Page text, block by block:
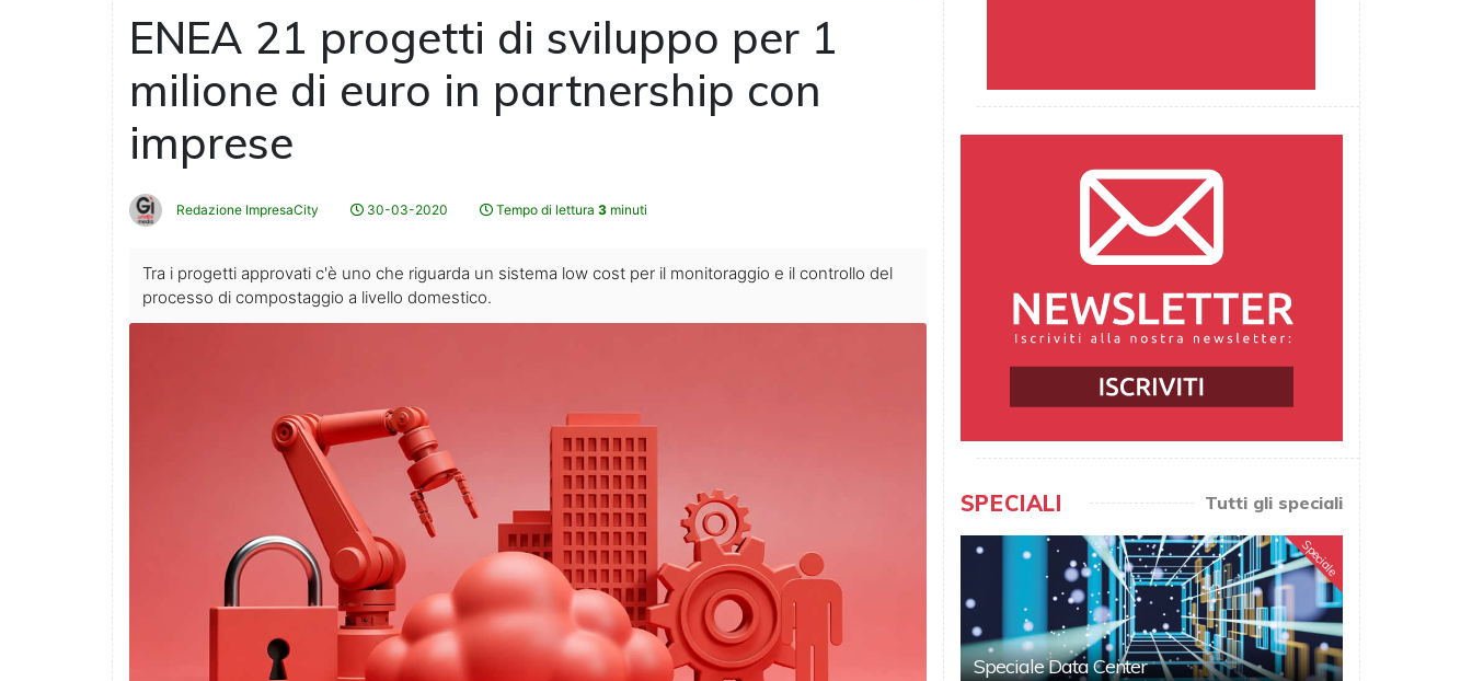
ENEA 21 progetti di sviluppo per 1
milione di euro in partnership con
imprese
Redazione ImpresaCity 30-03-2020 Tempo di lettura 3 minuti
Tra i progetti approvati c'è uno che riguarda un sistema low cost per il monitoraggio e il controllo del
processo di compostaggio a livello domestico.
SPECIALI Tutti gli speciali
Speciale
Speciale Data Center